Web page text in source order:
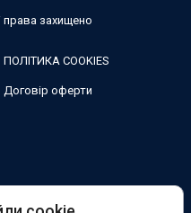
права захищено
ПОЛІТИКА COOKIES
Договір оферти